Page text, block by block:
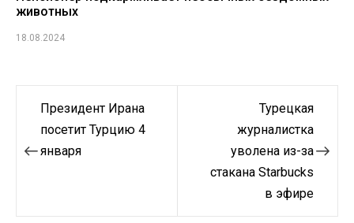
животных
18.08.2024
Навигация
записям
Президент Ирана
посетит Турцию 4
января
Турецкая
журналистка
уволена из-за
стакана Starbucks
в эфире